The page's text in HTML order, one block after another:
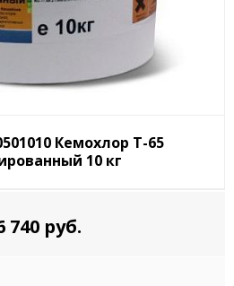
Кемохлор Т-65
10 кг
740 руб.